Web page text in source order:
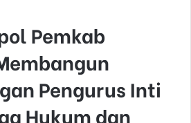
Pemkab
Pengurus Inti
Hukum dan